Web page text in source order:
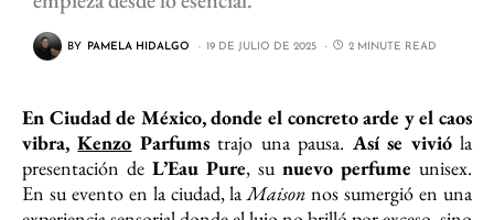
BY PAMELA HIDALGO 19 DE JULIO DE 2025 2 MINUTE READ
En Ciudad de México, donde el concreto arde y el caos
vibra,Kenzo Parfumstrajo una pausa. Así se vivióla
presentación de L’Eau Pure, su nuevo perfume unisex.
En su evento en la ciudad, laMaison nos sumergió en una